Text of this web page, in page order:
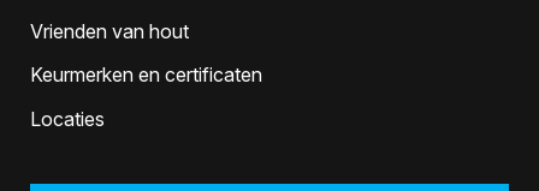
Vrienden van hout
Keurmerken en certificaten
Locaties